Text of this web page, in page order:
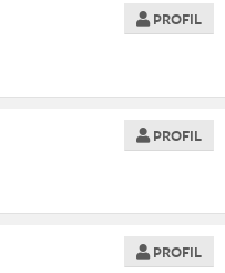
PROFIL
PROFIL
PROFIL